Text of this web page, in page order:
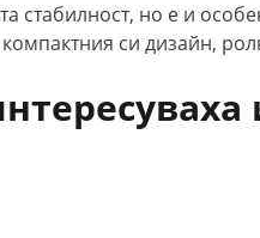
стабилност, но е и
си дизайн,